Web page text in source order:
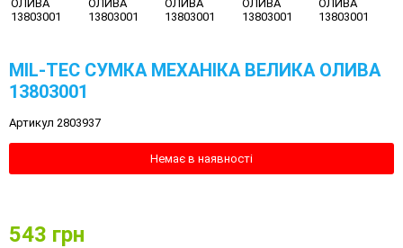
MIL-TEC СУМКА МЕХАНІКА ВЕЛИКА ОЛИВА
13803001
Артикул 2803937
Немає в наявності
543 грн